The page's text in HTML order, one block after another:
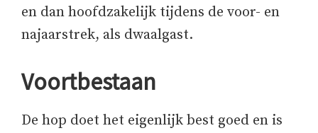
en dan hoofdzakelijk tijdens de voor- en
najaarstrek, als dwaalgast.
Voortbestaan
De hop doet het eigenlijk best goed en is